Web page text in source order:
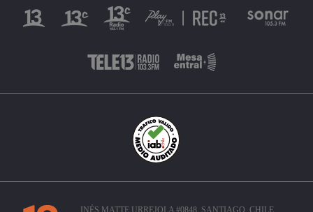
INÉS MATTE URREJOLA #0848, SANTIAGO, CHILE